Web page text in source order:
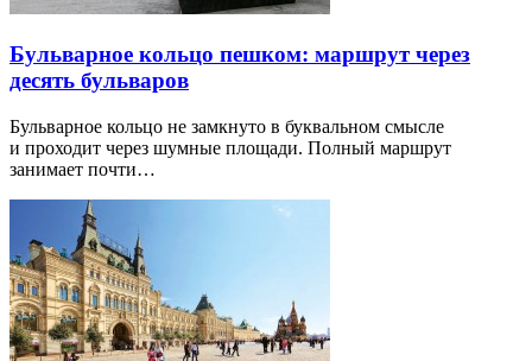
Бульварное кольцо пешком: маршрут через
десять бульваров
Бульварное кольцо не замкнуто в буквальном смысле
и проходит через шумные площади. Полный маршрут
занимает почти…